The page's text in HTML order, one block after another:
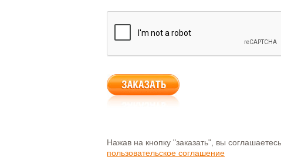
Нажав на кнопку "заказать", вы
пользовательское соглашение